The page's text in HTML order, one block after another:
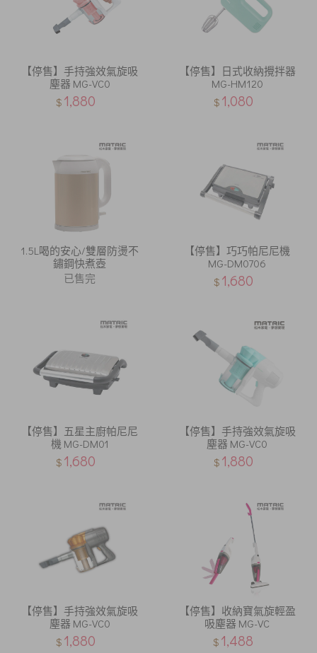
【停售】手持強效氣旋吸
塵器 MG-VC0
$ 1,880
【停售】日式收納攪拌器
MG-HM120
$ 1,080
1.5L喝的安心/雙層防燙不
鏽鋼快煮壺
已售完
【停售】巧巧帕尼尼機
MG-DM0706
$ 1,680
【停售】五星主廚帕尼尼
機 MG-DM01
$ 1,680
【停售】手持強效氣旋吸
塵器 MG-VC0
$ 1,880
【停售】手持強效氣旋吸
塵器 MG-VC0
$ 1,880
【停售】收納寶氣旋輕盈
吸塵器 MG-VC
$ 1,488